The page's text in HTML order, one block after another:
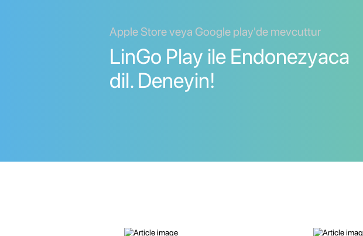
Apple Store veya Google play'de mevcuttur
LinGo Play ile Endonezyaca
dil. Deneyin!